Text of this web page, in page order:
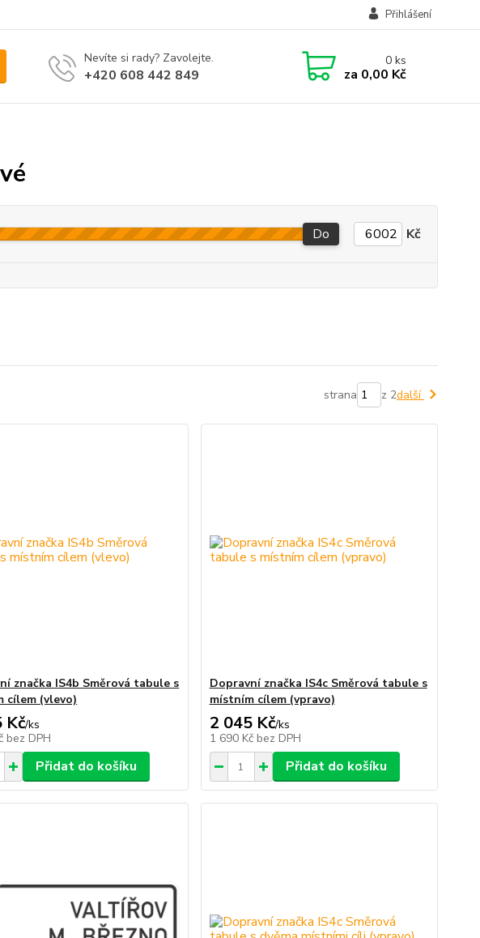
Přihlášení
Nevíte si rady? Zavolejte.
+420 608 442 849
0ks
za 0,00 Kč
Do Kč
strana z 2další
značka IS4b Směrová tabule s
cílem (vlevo)
Kč/ks
bez DPH
Přidat do košíku
Dopravní značka IS4c Směrová tabule s
místním cílem (vpravo)
2 045 Kč/ks
1 690 Kč bez DPH
Přidat do košíku